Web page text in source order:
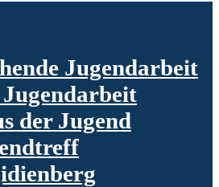
Jugendarbeit
der Jugend